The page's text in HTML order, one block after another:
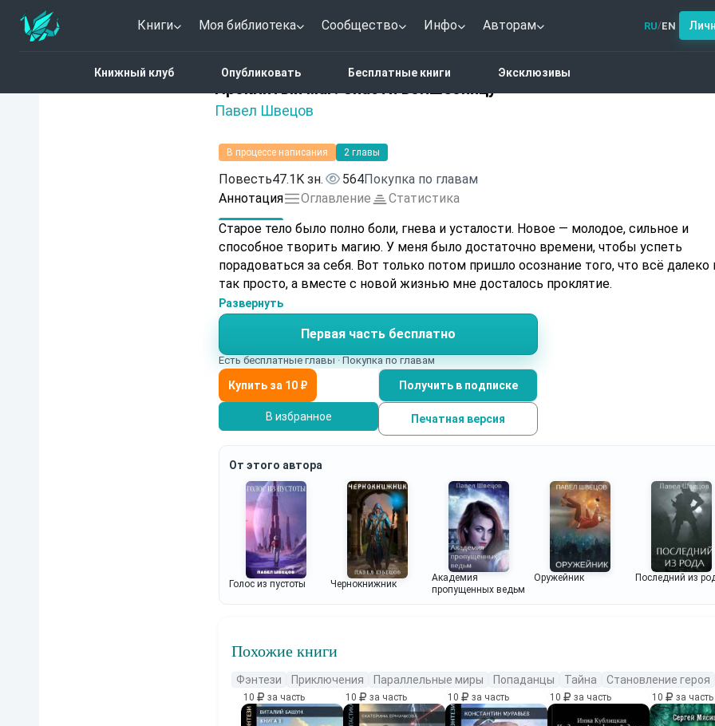
Книги Моя библиотека Сообщество Инфо Авторам RU/EN
Книжный клуб Опубликовать Бесплатные книги Эксклюзивы
Проклятый маг: Спасти волшебницу
Павел Швецов
Нет оценок
В процессе написания 2 главы
Повесть47.1K зн. 564Покупка по главам
Аннотация
Оглавление
Статистика
Старое тело было полно боли, гнева и усталости. Новое — молодое, сильное и
способное творить магию. У меня было достаточно времени, чтобы успеть
порадоваться за себя. Вот только потом пришло осознание того, что всё далеко
так просто, а вместе с новой жизнью мне досталось проклятие.
Развернуть
Первая часть бесплатно
Есть бесплатные главы · Покупка по главам
Получить в подписке
В избранное Печатная версия
От этого автора
Голос из пустоты Чернокнижник
Академия
пропущенных ведьм
Оружейник Последний из
Похожие книги
Фэнтези Приключения Параллельные миры Попаданцы Тайна Становление героя
10 за часть 10 за часть 10 за часть 10 за часть 10 за часть